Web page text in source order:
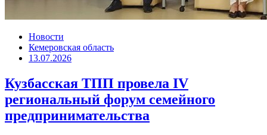
Новости
Кемеровская область
13.07.2026
Кузбасская ТПП провела IV
региональный форум семейного
предпринимательства